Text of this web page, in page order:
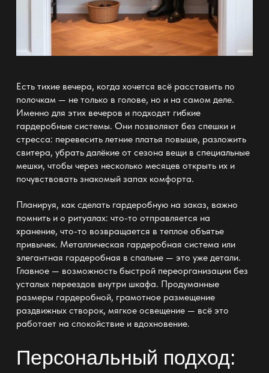
Есть тихие вечера, когда хочется всё расставить по
полочкам — не только в голове, но и на самом деле.
Именно для этих вечеров и подходят гибкие
гардеробные системы. Они позволяют без спешки и
стресса: перевесить летние платья повыше, разложить
свитера, убрать далёкие от сезона вещи в специальные
мешки, чтобы через несколько месяцев открыть их и
почувствовать знакомый запах комфорта.
Планируя, каксделать гардеробную на заказ, важно
помнить и о ритуалах: что-то отправляется на
хранение, что-то возвращается в теплое объятье
привычек. Металлическая гардеробная система или
элегантная гардеробная в спальне— это уже детали.
Главное — возможность быстрой переорганизации без
усталых переездов внутри шкафа. Продуманные
размеры гардеробной, грамотное размещение
раздвижных створок, мягкое освещение — всё это
работает на спокойствие и вдохновение.
Персональный подход: